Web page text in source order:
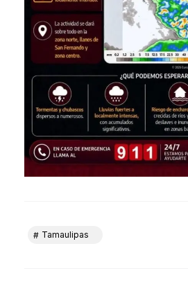
Tamaulipas